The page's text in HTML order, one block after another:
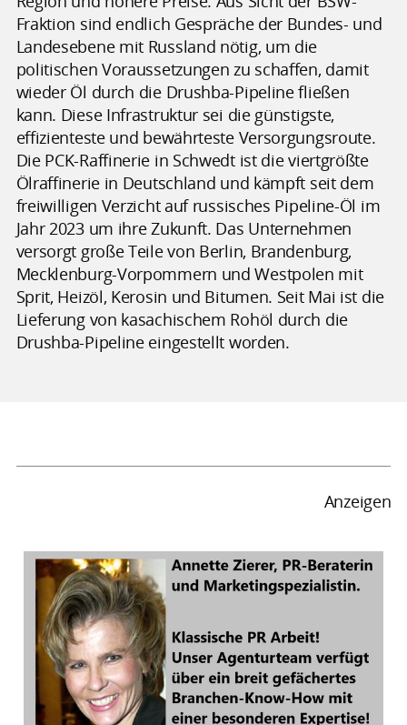
Fraktion sind endlich Gespräche der Bundes- und
Landesebene mit Russland nötig, um die
politischen Voraussetzungen zu schaffen, damit
wieder Öl durch die Drushba-Pipeline fließen
kann. Diese Infrastruktur sei die günstigste,
effizienteste und bewährteste Versorgungsroute.
Die PCK-Raffinerie in Schwedt ist die viertgrößte
Ölraffinerie in Deutschland und kämpft seit dem
freiwilligen Verzicht auf russisches Pipeline-Öl im
Jahr 2023 um ihre Zukunft. Das Unternehmen
versorgt große Teile von Berlin, Brandenburg,
Mecklenburg-Vorpommern und Westpolen mit
Sprit, Heizöl, Kerosin und Bitumen. Seit Mai ist die
Lieferung von kasachischem Rohöl durch die
Drushba-Pipeline eingestellt worden.
Anzeigen